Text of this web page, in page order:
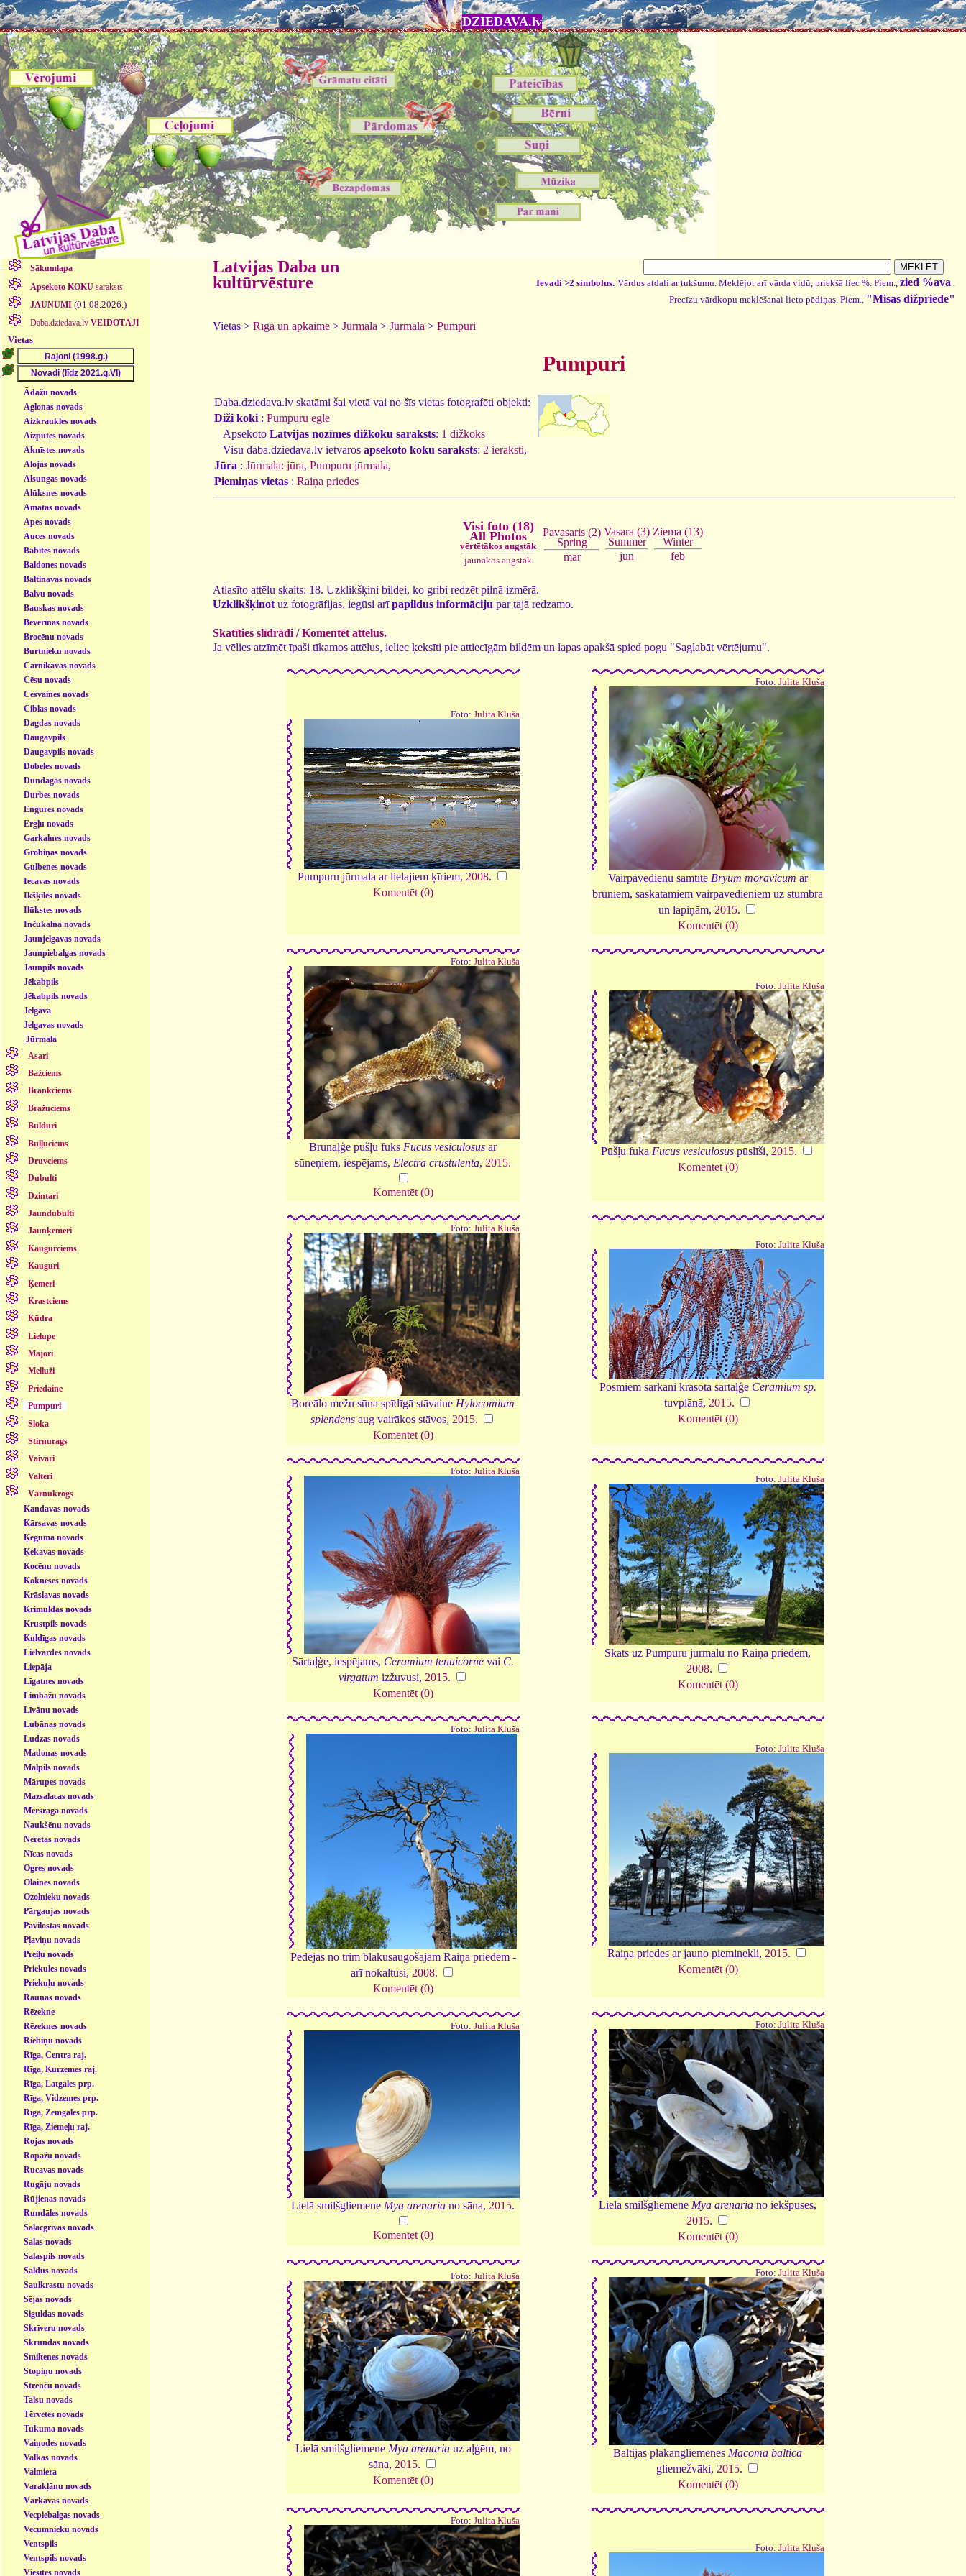
DZIEDAVA.lv
Sākumlapa
Apsekoto KOKUsaraksts
JAUNUMI (01.08.2026.)
Daba.dziedava.lv VEIDOTĀJI
Vietas
Ādažu novads
Aglonas novads
Aizkraukles novads
Aizputes novads
Aknīstes novads
Alojas novads
Alsungas novads
Alūksnes novads
Amatas novads
Apes novads
Auces novads
Babītes novads
Baldones novads
Baltinavas novads
Balvu novads
Bauskas novads
Beverīnas novads
Brocēnu novads
Burtnieku novads
Carnikavas novads
Cēsu novads
Cesvaines novads
Ciblas novads
Dagdas novads
Daugavpils
Daugavpils novads
Dobeles novads
Dundagas novads
Durbes novads
Engures novads
Ērgļu novads
Garkalnes novads
Grobiņas novads
Gulbenes novads
Iecavas novads
Ikšķiles novads
Ilūkstes novads
Inčukalna novads
Jaunjelgavas novads
Jaunpiebalgas novads
Jaunpils novads
Jēkabpils
Jēkabpils novads
Jelgava
Jelgavas novads
Jūrmala
Asari
Bažciems
Brankciems
Bražuciems
Bulduri
Buļļuciems
Druvciems
Dubulti
Dzintari
Jaundubulti
Jaunķemeri
Kaugurciems
Kauguri
Ķemeri
Krastciems
Kūdra
Lielupe
Majori
Melluži
Priedaine
Pumpuri
Sloka
Stirnurags
Vaivari
Valteri
Vārnukrogs
Kandavas novads
Kārsavas novads
Ķeguma novads
Ķekavas novads
Kocēnu novads
Kokneses novads
Krāslavas novads
Krimuldas novads
Krustpils novads
Kuldīgas novads
Lielvārdes novads
Liepāja
Līgatnes novads
Limbažu novads
Līvānu novads
Lubānas novads
Ludzas novads
Madonas novads
Mālpils novads
Mārupes novads
Mazsalacas novads
Mērsraga novads
Naukšēnu novads
Neretas novads
Nīcas novads
Ogres novads
Olaines novads
Ozolnieku novads
Pārgaujas novads
Pāvilostas novads
Pļaviņu novads
Preiļu novads
Priekules novads
Priekuļu novads
Raunas novads
Rēzekne
Rēzeknes novads
Riebiņu novads
Rīga, Centra raj.
Rīga, Kurzemes raj.
Rīga, Latgales prp.
Rīga, Vidzemes prp.
Rīga, Zemgales prp.
Rīga, Ziemeļu raj.
Rojas novads
Ropažu novads
Rucavas novads
Rugāju novads
Rūjienas novads
Rundāles novads
Salacgrīvas novads
Salas novads
Salaspils novads
Saldus novads
Saulkrastu novads
Sējas novads
Siguldas novads
Skrīveru novads
Skrundas novads
Smiltenes novads
Stopiņu novads
Strenču novads
Talsu novads
Tērvetes novads
Tukuma novads
Vaiņodes novads
Valkas novads
Valmiera
Varakļānu novads
Vārkavas novads
Vecpiebalgas novads
Vecumnieku novads
Ventspils
Ventspils novads
Viesītes novads
Latvijas Daba un
kultūrvēsture
Ievadi >2 simbolus. Vārdus atdali ar tukšumu. Meklējot arī vārda vidū, priekšā liec %. Piem., zied %ava .
Precīzu vārdkopu meklēšanai lieto pēdiņas. Piem., "Misas dižpriede"
Vietas > Rīga un apkaime > Jūrmala > Jūrmala > Pumpuri
Pumpuri
Daba.dziedava.lv skatāmi šai vietā vai no šīs vietas fotografēti objekti:
Diži koki : Pumpuru egle
Apsekoto Latvijas nozīmes dižkoku saraksts: 1 dižkoks
Visu daba.dziedava.lv ietvaros apsekoto koku saraksts: 2 ieraksti,
Jūra : Jūrmala: jūra, Pumpuru jūrmala,
Piemiņas vietas : Raiņa priedes
Visi foto (18)
All Photos
vērtētākos augstāk
jaunākos augstāk
Pavasaris (2)
Spring
mar
Vasara (3)
Summer
jūn
Ziema (13)
Winter
feb
Atlasīto attēlu skaits: 18. Uzklikšķini bildei, ko gribi redzēt pilnā izmērā.
Uzklikšķinot uz fotogrāfijas, iegūsi arīpapildus informāciju par tajā redzamo.
Skatīties slīdrādi /Komentēt attēlus.
Ja vēlies atzīmēt īpaši tīkamos attēlus, ieliec ķeksīti pie attiecīgām bildēm un lapas apakšā spied pogu "Saglabāt vērtējumu".
Foto: Julita Kluša
Pumpuru jūrmala ar lielajiem ķīriem, 2008.
Komentēt (0)
Foto: Julita Kluša
Vairpavedienu samtīte Bryum moravicum ar
brūniem, saskatāmiem vairpavedieniem uz stumbra
un lapiņām, 2015.
Komentēt (0)
Foto: Julita Kluša
Brūnaļģe pūšļu fuks Fucus vesiculosus ar
sūneņiem, iespējams, Electra crustulenta, 2015.
Komentēt (0)
Foto: Julita Kluša
Pūšļu fuka Fucus vesiculosus pūslīši, 2015.
Komentēt (0)
Foto: Julita Kluša
Boreālo mežu sūna spīdīgā stāvaine Hylocomium
splendens aug vairākos stāvos, 2015.
Komentēt (0)
Foto: Julita Kluša
Posmiem sarkani krāsotā sārtaļģe Ceramium sp.
tuvplānā, 2015.
Komentēt (0)
Foto: Julita Kluša
Sārtaļģe, iespējams, Ceramium tenuicorne vai C.
virgatum izžuvusi, 2015.
Komentēt (0)
Foto: Julita Kluša
Skats uz Pumpuru jūrmalu no Raiņa priedēm,
2008.
Komentēt (0)
Foto: Julita Kluša
Pēdējās no trim blakusaugošajām Raiņa priedēm -
arī nokaltusi, 2008.
Komentēt (0)
Foto: Julita Kluša
Raiņa priedes ar jauno pieminekli, 2015.
Komentēt (0)
Foto: Julita Kluša
Lielā smilšgliemene Mya arenaria no sāna, 2015.
Komentēt (0)
Foto: Julita Kluša
Lielā smilšgliemene Mya arenaria no iekšpuses,
2015.
Komentēt (0)
Foto: Julita Kluša
Lielā smilšgliemene Mya arenariauz aļģēm, no
sāna, 2015.
Komentēt (0)
Foto: Julita Kluša
Baltijas plakangliemenes Macoma baltica
gliemežvāki, 2015.
Komentēt (0)
Foto: Julita Kluša
Foto: Julita Kluša